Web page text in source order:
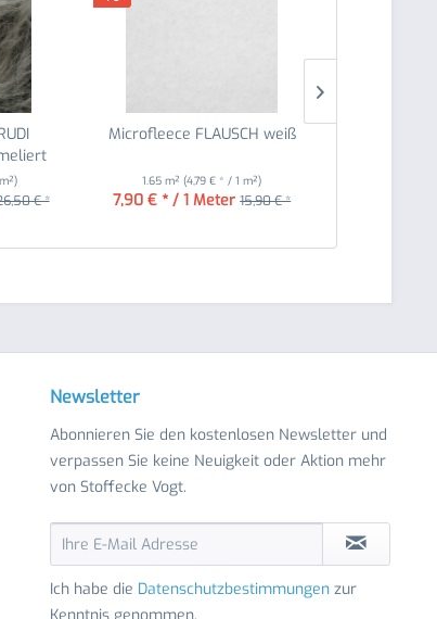
€ *
Microfleece FLAUSCH weiß
1.65 m²(4,79 € * / 1 m²)
7,90 € * / 1 Meter 15,90 € *
Newsletter
Abonnieren Sie den kostenlosen Newsletter und
verpassen Sie keine Neuigkeit oder Aktion mehr
von Stoffecke Vogt.
Ich habe die Datenschutzbestimmungen zur